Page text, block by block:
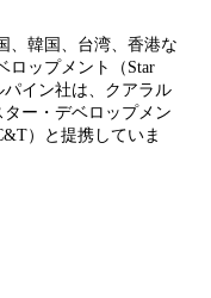
、韓国、台湾、香港な
ロップメント（Star
パイン社は、クアラル
ー・デベロップメン
）と提携していま